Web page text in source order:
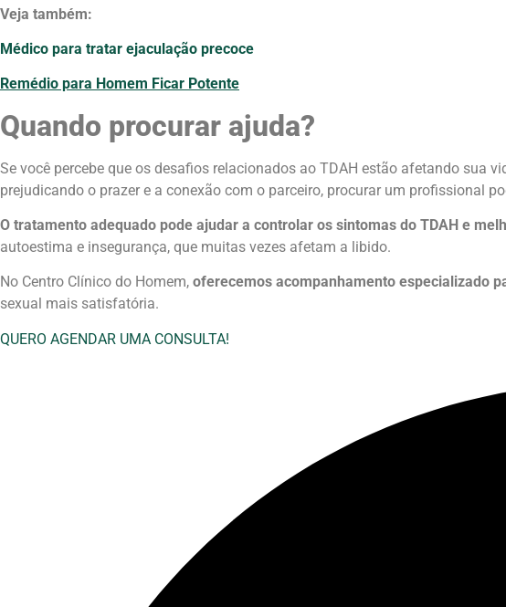
Veja também:
Médico para tratar ejaculação precoce
Remédio para Homem Ficar Potente
Quando procurar ajuda?
Se você percebe que os desafios relacionados ao TDAH estão afetando sua
prejudicando o prazer e a conexão com o parceiro, procurar um profissional
O tratamento adequado pode ajudar a controlar os sintomas do TDAH e
autoestima e insegurança, que muitas vezes afetam a libido.
No Centro Clínico do Homem, oferecemos acompanhamento especializado
sexual mais satisfatória.
QUERO AGENDAR UMA CONSULTA!